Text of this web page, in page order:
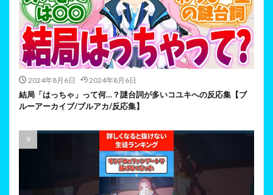
2024年8月6日 2024年8月6日
結局「はっちゃ」って何…？謎台詞が多いコユキへの反応集【ブ
ルーアーカイブ/ブルアカ/反応集】